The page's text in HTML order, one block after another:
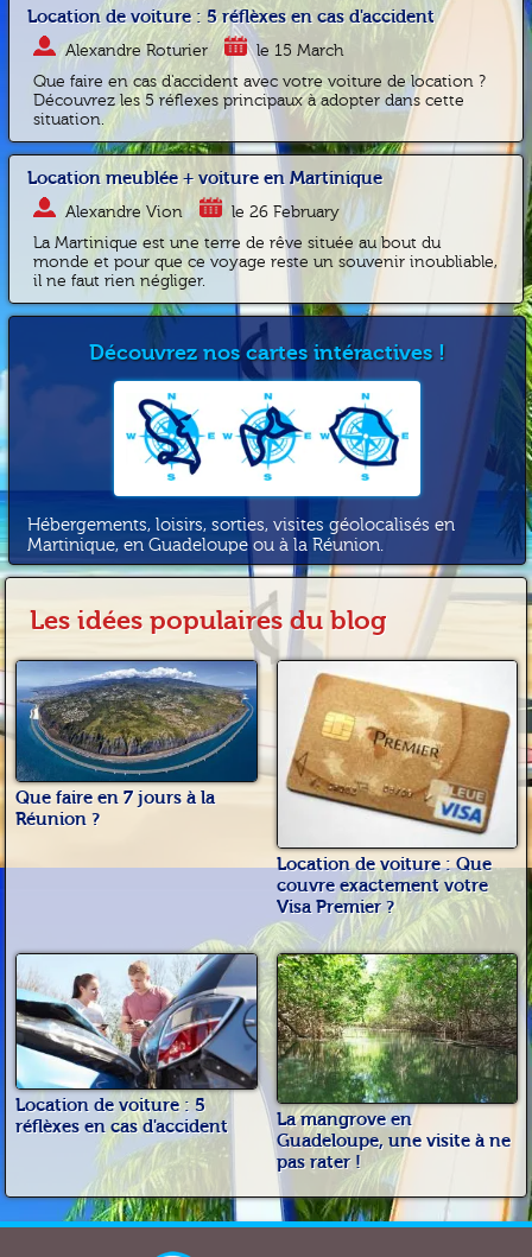
Location de voiture : 5 réflèxes en cas d'accident
Alexandre Roturier
le 15 March
Que faire en cas d'accident avec votre voiture de location ?
Découvrez les 5 réflexes principaux à adopter dans cette
situation.
Location meublée + voiture en Martinique
Alexandre Vion
le 26 February
La Martinique est une terre de rêve située au bout du
monde et pour que ce voyage reste un souvenir inoubliable,
il ne faut rien négliger.
Découvrez nos cartes intéractives !
Hébergements, loisirs, sorties, visites géolocalisés en
Martinique, en Guadeloupe ou à la Réunion.
Les idées populaires du blog
Que faire en 7 jours à la
Réunion ?
Location de voiture : Que
couvre exactement votre
Visa Premier ?
Location de voiture : 5
réflèxes en cas d'accident
La mangrove en
Guadeloupe, une visite à ne
pas rater !